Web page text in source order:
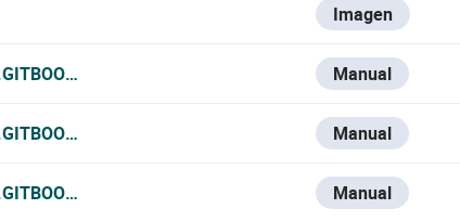
Imagen
VESTA-KNOWLEDGE-BASE/V/ESPANOL/
Manual
VESTA-KNOWLEDGE-BASE/V/FRANCE-1/
Manual
VESTA-KNOWLEDGE-BASE/V/ITALIAN/
Manual